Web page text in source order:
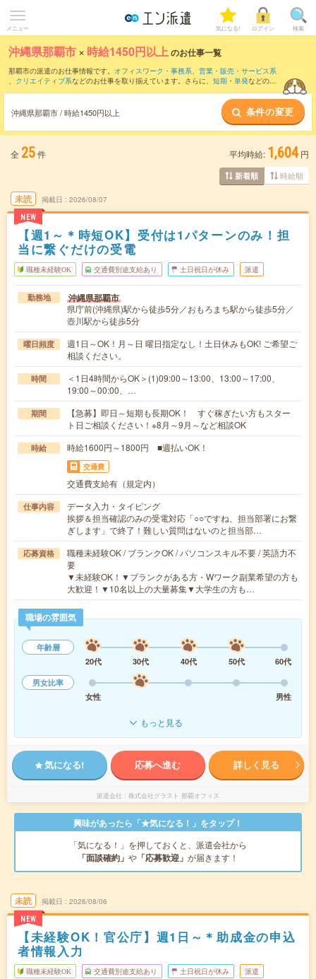
メニュー 気になる! ログイン 検索
沖縄県那覇市 × 時給1450円以上のお仕事一覧
那覇市の派遣のお仕事情報です。 オフィスワーク・事務系、 営業・販売・サービス系
、 クリエイティブ系などのお仕事を取り揃えています。さらに、 短期 ・ 単発などの期
沖縄県那覇市 / 時給1450円以上 条件の変更
全 25件 平均時給: 1,604 円
新着順 時給順
未読
NEW
掲載日 2026/08/07
【週1～＊時短OK】受付は1パターンのみ！担
当に繋ぐだけの受電
職種未経験OK 交通費別途支給あり 土日祝日が休み 派遣
勤務地 沖縄県那覇市
県庁前(沖縄県)駅から徒歩5分／おもろまち駅から徒歩5分／
壺川駅から徒歩5分
曜日頻度
週1日～OK！月～日 曜日指定なし！土日休みもOK! ご希望ご
相談ください。
時間
＜1日4時間からOK＞(1)09:00～13:00、13:00～17:00、
19:00～00:00、…
期間
【急募】即日～短期も長期OK！ すぐ稼ぎたい方もスター
ト日ご相談ください！※8月～9月～など相談OK
時給 時給1600円～1800円 ■週払いOK！
交通費
交通費支給有（規定内）
仕事内容
データ入力・タイピング
挨拶＆担当確認のみの受電対応「○○ですね、担当部署にお繋
ぎします」で終了！難しい質問はないのと担当部…
応募資格
職種未経験OK / ブランクOK / パソコンスキル不要 / 英語力不
要
▼未経験OK！▼ブランクがある方・Wワーク副業希望の方も
大歓迎！▼10名以上の大量募集▼大学生の方も…
職場の雰囲気
年齢層
20代
30代 40代 50代
60代
男女比率
女性
男性
もっと見る
気になる! 応募へ進む 詳しく見る
派遣会社 株式会社グラスト 那覇オフィス
興味があったら「★気になる！」をタップ！
「気になる！」を押しておくと、派遣会社から
「面談確約」 や 「応募歓迎」 が届きます！
未読
NEW
掲載日 2026/08/06
【未経験OK！官公庁】週1日～＊助成金の申込
者情報入力
職種未経験OK 交通費別途支給あり 土日祝日が休み 派遣